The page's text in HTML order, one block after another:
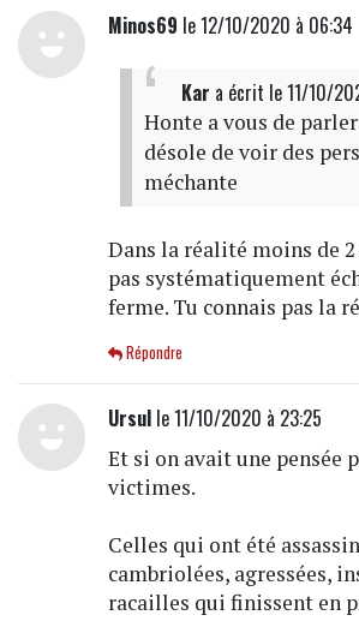
Minos69 le 12/10/2020 à 06:34
Kar a écrit le 11/10/
Honte a vous de
désole de voir des
méchante
Dans la réalité moins de
pas systématiquement
ferme. Tu connais pas la
Répondre
Ursulle 11/10/2020 à 23:25
Et si on avait une pensée
victimes.
Celles qui ont été
cambriolées, agressées,
racailles qui finissent en